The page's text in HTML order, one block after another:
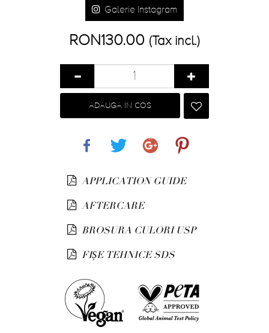
Galerie Instagram
RON130.00 (Tax incl.)
ADAUGA IN COS
APPLICATION GUIDE
AFTERCARE
BROSURA CULORI USP
FIȘE TEHNICE SDS